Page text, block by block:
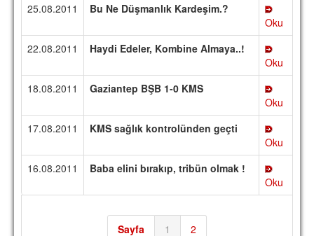
FOTOĞRAF & VİDEOLAR
MARŞ & TEZAHÜRATLAR
AMBLEM
SPOR TESİSLERİ
PERSONEL
SPONSORLAR
Sayfa 1 2
25.08.2011
Bu Ne Düşmanlık Kardeşim.?
Oku
22.08.2011
Haydi Edeler, Kombine Almaya..!
Oku
18.08.2011
Gaziantep BŞB 1-0 KMS
Oku
17.08.2011
KMS sağlık kontrolünden geçti
Oku
16.08.2011
Baba elini bırakıp, tribün olmak !
Oku